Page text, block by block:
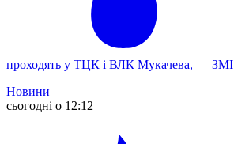
проходять у ТЦК і ВЛК Мукачева, — ЗМІ
Новини
сьогодні о 12:12